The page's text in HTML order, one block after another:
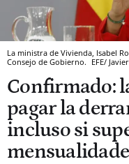
La ministra de Vivienda, Isabel
Consejo de Gobierno. EFE/
Confirmado:
pagar la
incluso si